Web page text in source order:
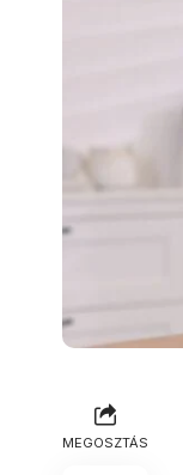
MEGOSZTÁS